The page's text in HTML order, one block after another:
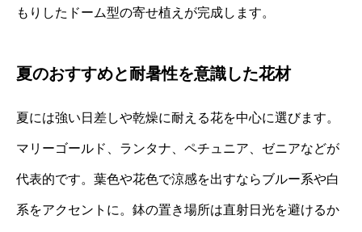
もりしたドーム型の寄せ植えが完成します。
夏のおすすめと耐暑性を意識した花材
夏には強い日差しや乾燥に耐える花を中心に選びます。
マリーゴールド、ランタナ、ペチュニア、ゼニアなどが
代表的です。葉色や花色で涼感を出すならブルー系や白
系をアクセントに。鉢の置き場所は直射日光を避けるか